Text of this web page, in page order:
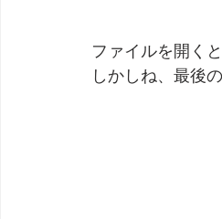
ファイルを開く
しかしね、最後